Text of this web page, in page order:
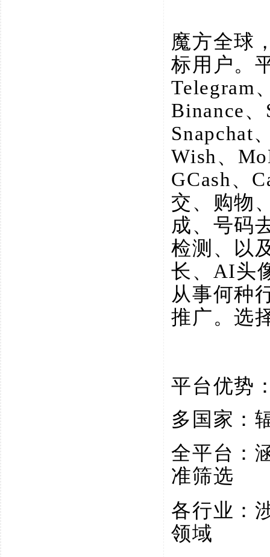
魔方全球
标用户。
Telegram
Binance
Snapchat
Wish、
GCash、
交、购物
成、号码
检测、以
长、AI头
从事何种
推广。选
平台优势
多国家：
全平台：
准筛选
各行业：
领域